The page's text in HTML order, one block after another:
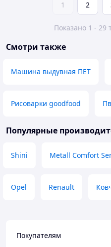
1 2
Показано 1 - 29
Смотри также
Машина выдувная ПЕТ
Рисоварки goodfood
Популярные
Shini Metall Comfort
Opel Renault
Покупателям